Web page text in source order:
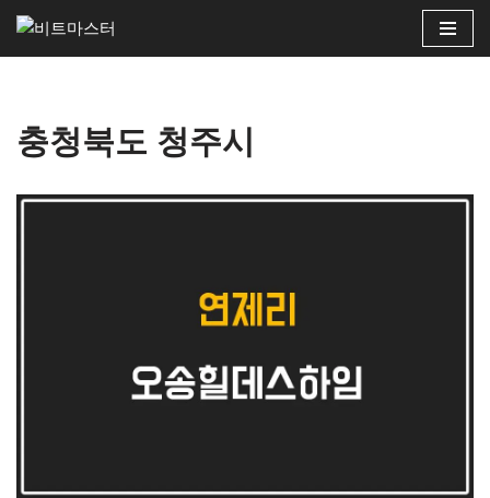
콘
로
건
충청북도 청주시